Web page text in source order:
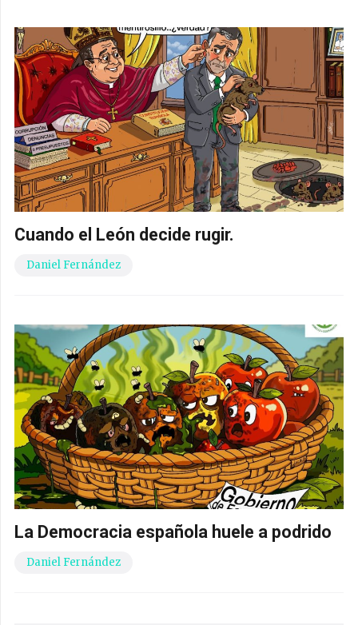
Cuando el León decide rugir.
Daniel Fernández
La Democracia española huele a podrido
Daniel Fernández